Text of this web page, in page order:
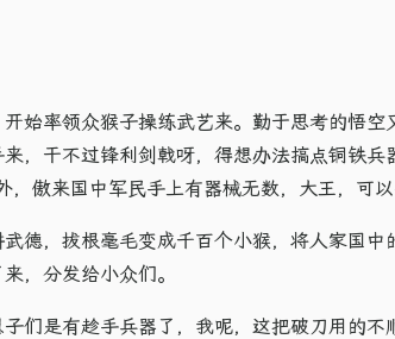
始率领众猴子操练武艺来。勤于思考的悟空
，干不过锋利剑戟呀，得想办法搞点铜铁兵
傲来国中军民手上有器械无数，大王，可以
德，拔根毫毛变成千百个小猴，将人家国中
，分发给小众们。
们是有趁手兵器了，我呢，这把破刀用的不